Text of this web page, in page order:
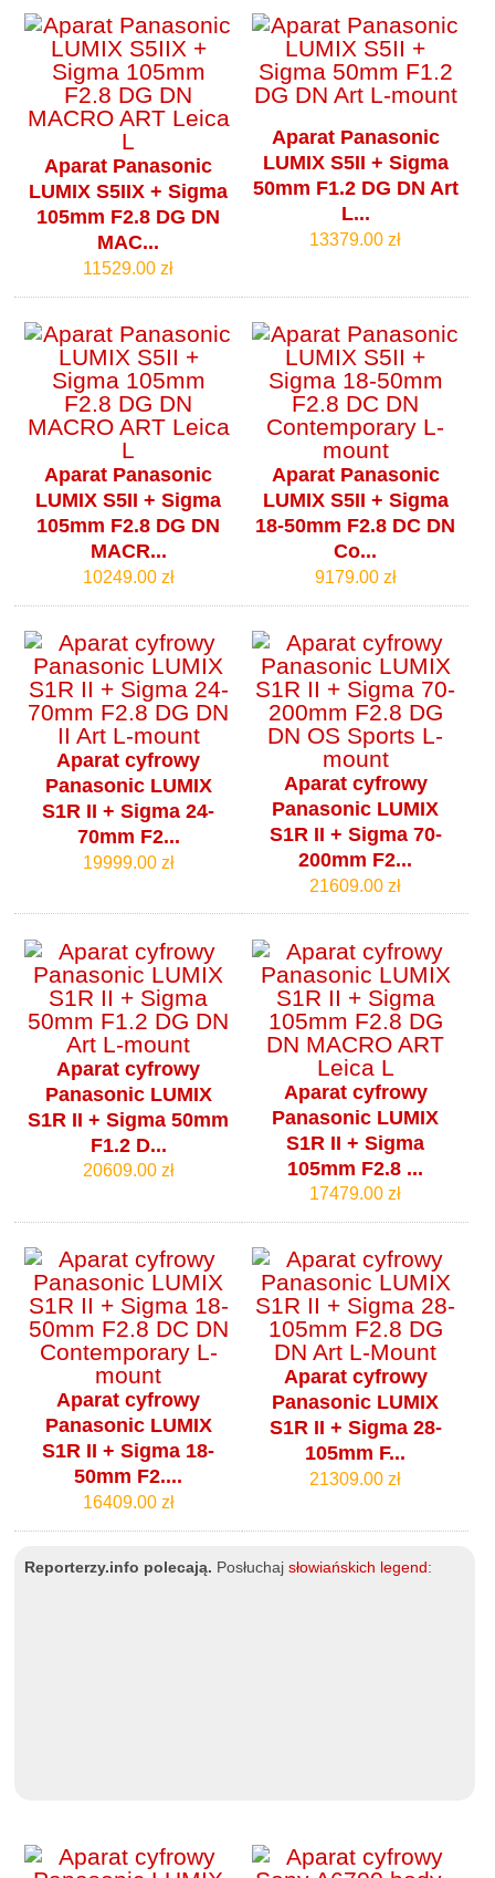
Aparat Panasonic
LUMIX S5IIX + Sigma
105mm F2.8 DG DN
MAC...
11529.00 zł
Aparat Panasonic
LUMIX S5II + Sigma
50mm F1.2 DG DN Art
L...
13379.00 zł
Aparat Panasonic
LUMIX S5II + Sigma
105mm F2.8 DG DN
MACR...
10249.00 zł
Aparat Panasonic
LUMIX S5II + Sigma
18-50mm F2.8 DC DN
Co...
9179.00 zł
Aparat cyfrowy
Panasonic LUMIX
S1R II + Sigma 24-
70mm F2...
19999.00 zł
Aparat cyfrowy
Panasonic LUMIX
S1R II + Sigma 70-
200mm F2...
21609.00 zł
Aparat cyfrowy
Panasonic LUMIX
S1R II + Sigma 50mm
F1.2 D...
20609.00 zł
Aparat cyfrowy
Panasonic LUMIX
S1R II + Sigma
105mm F2.8 ...
17479.00 zł
Aparat cyfrowy
Panasonic LUMIX
S1R II + Sigma 18-
50mm F2....
16409.00 zł
Aparat cyfrowy
Panasonic LUMIX
S1R II + Sigma 28-
105mm F...
21309.00 zł
Reporterzy.info polecają. Posłuchajsłowiańskich legend :